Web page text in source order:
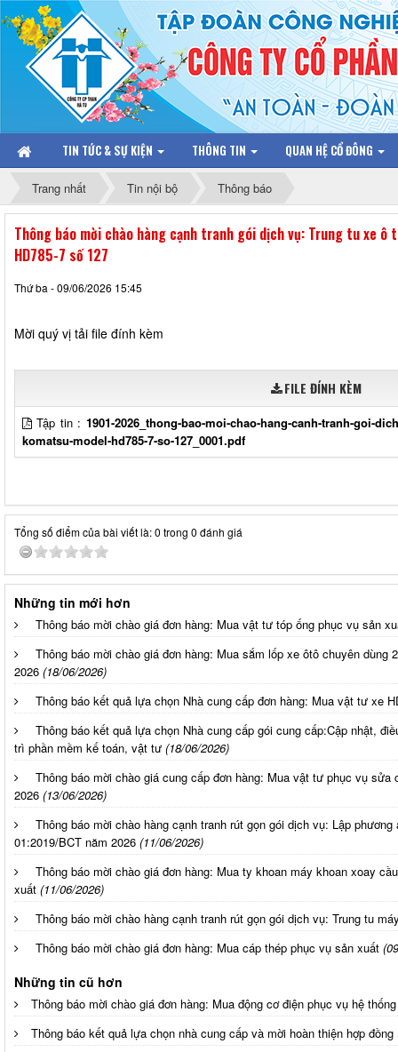
TIN TỨC & SỰ KIỆN THÔNG TIN QUAN HỆ CỔ ĐÔNG
Trang nhất Tin nội bộ Thông báo
Thông báo mời chào hàng cạnh tranh gói dịch vụ: Trung tu xe ô
HD785-7 số 127
Thứ ba - 09/06/2026 15:45
Mời quý vị tải file đính kèm
FILE ĐÍNH KÈM
Tập tin : 1901-2026_thong-bao-moi-chao-hang-canh-tranh-goi-
komatsu-model-hd785-7-so-127_0001.pdf
Tổng số điểm của bài viết là: 0 trong 0 đánh giá
Những tin mới hơn
Thông báo mời chào giá đơn hàng: Mua vật tư tóp ống phục vụ sản
Thông báo mời chào giá đơn hàng: Mua sắm lốp xe ôtô chuyên
2026 (18/06/2026)
Thông báo kết quả lựa chọn Nhà cung cấp đơn hàng: Mua vật tư xe
Thông báo kết quả lựa chọn Nhà cung cấp gói cung cấp:Cập nhật,
trì phần mềm kế toán, vật tư (18/06/2026)
Thông báo mời chào giá cung cấp đơn hàng: Mua vật tư phục vụ
2026 (13/06/2026)
Thông báo mời chào hàng cạnh tranh rút gọn gói dịch vụ: Lập
01:2019/BCT năm 2026 (11/06/2026)
Thông báo mời chào giá đơn hàng: Mua ty khoan máy khoan xoay
xuất (11/06/2026)
Thông báo mời chào hàng cạnh tranh rút gọn gói dịch vụ: Trung tu
Thông báo mời chào giá đơn hàng: Mua cáp thép phục vụ sản xuất
Những tin cũ hơn
Thông báo mời chào giá đơn hàng: Mua động cơ điện phục vụ hệ
Thông báo kết quả lựa chọn nhà cung cấp và mời hoàn thiện hợp đồng